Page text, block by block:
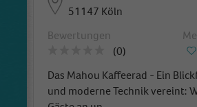
51147 Köln
Bewertungen
(0)
Das Mahou Kaffeerad - Ein
und moderne Technik vereint: